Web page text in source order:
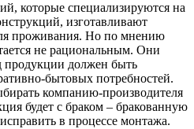
которые специализируются на
изготавливают
проживания. Но по мнению
не рациональным. Они
продукции должен быть
бытовых потребностей.
компанию-производителя
будет с браком – бракованную
в процессе монтажа.